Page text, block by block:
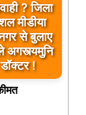
? जिला
मीडीया
से बुलाए
अगस्त्यमुनि
!